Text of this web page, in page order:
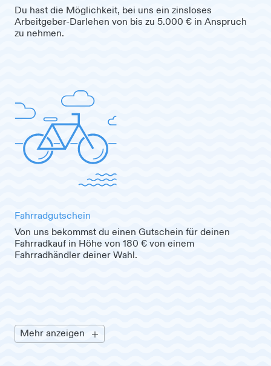
Du hast die Möglichkeit, bei uns ein zinsloses
Arbeitgeber-Darlehen von bis zu 5.000 € in Anspruch
zu nehmen.
Fahrradgutschein
Von uns bekommst du einen Gutschein für deinen
Fahrradkauf in Höhe von 180 € von einem
Fahrradhändler deiner Wahl.
Mehr anzeigen